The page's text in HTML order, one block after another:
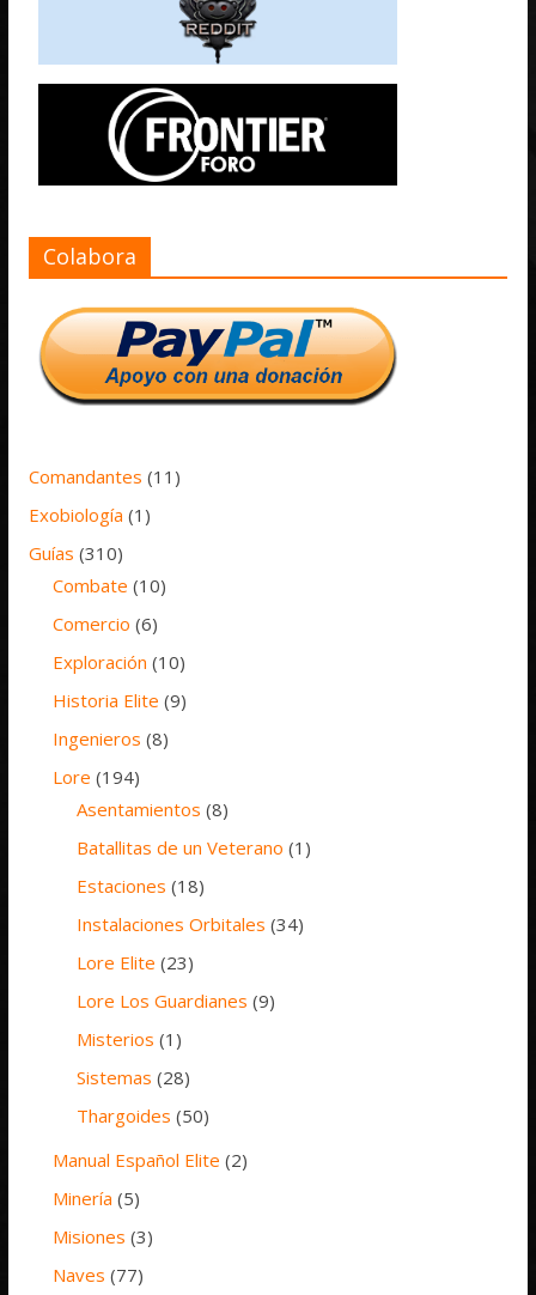
Colabora
Comandantes (11)
Exobiología (1)
Guías (310)
Combate (10)
Comercio (6)
Exploración (10)
Historia Elite (9)
Ingenieros (8)
Lore (194)
Asentamientos (8)
Batallitas de un Veterano (1)
Estaciones (18)
Instalaciones Orbitales (34)
Lore Elite (23)
Lore Los Guardianes (9)
Misterios (1)
Sistemas (28)
Thargoides (50)
Manual Español Elite (2)
Minería (5)
Misiones (3)
Naves (77)